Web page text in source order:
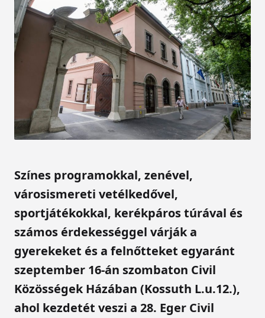
Színes programokkal, zenével,
városismereti vetélkedővel,
sportjátékokkal, kerékpáros túrával és
számos érdekességgel várják a
gyerekeket és a felnőtteket egyaránt
szeptember 16-án szombaton Civil
Közösségek Házában (Kossuth L.u.12.),
ahol kezdetét veszi a 28. Eger Civil